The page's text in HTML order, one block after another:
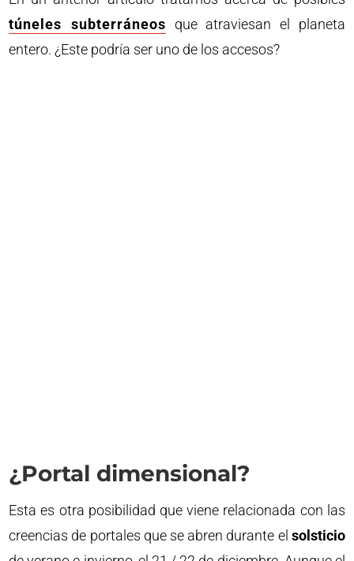
túneles subterráneos que atraviesan el planeta
entero. ¿Este podría ser uno de los accesos?
¿Portal dimensional?
Esta es otra posibilidad que viene relacionada con las
creencias de portales que se abren durante el solsticio